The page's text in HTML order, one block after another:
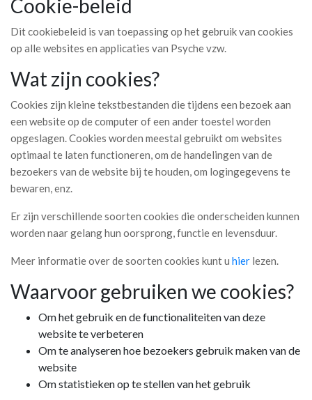
Cookie-beleid
Dit cookiebeleid is van toepassing op het gebruik van cookies
op alle websites en applicaties van Psyche vzw.
Wat zijn cookies?
Cookies zijn kleine tekstbestanden die tijdens een bezoek aan
een website op de computer of een ander toestel worden
opgeslagen. Cookies worden meestal gebruikt om websites
optimaal te laten functioneren, om de handelingen van de
bezoekers van de website bij te houden, om logingegevens te
bewaren, enz.
Er zijn verschillende soorten cookies die onderscheiden kunnen
worden naar gelang hun oorsprong, functie en levensduur.
Meer informatie over de soorten cookies kunt u hier lezen.
Waarvoor gebruiken we cookies?
Om het gebruik en de functionaliteiten van deze
website te verbeteren
Om te analyseren hoe bezoekers gebruik maken van de
website
Om statistieken op te stellen van het gebruik